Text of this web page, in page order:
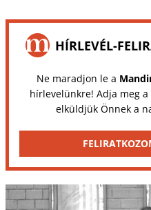
HÍRLEVÉL-
Ne maradjon le a
hírlevelünkre! Adja meg
elküldjük Önnek a